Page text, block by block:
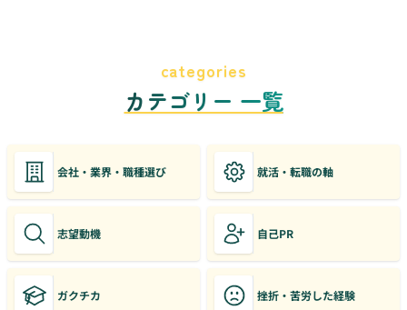
categories
カテゴリー 一覧
会社・業界・職種選び 就活・転職の軸
志望動機 自己PR
ガクチカ 挫折・苦労した経験